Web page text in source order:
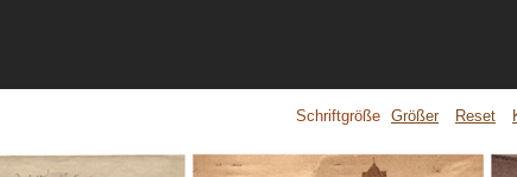
Schriftgröße Größer Reset